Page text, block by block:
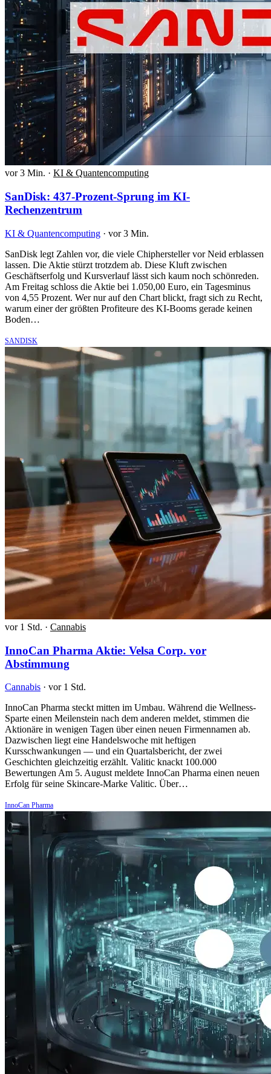
vor 3 Min. · KI & Quantencomputing
SanDisk: 437-Prozent-Sprung im KI-
Rechenzentrum
KI & Quantencomputing · vor 3 Min.
SanDisk legt Zahlen vor, die viele Chiphersteller vor Neid erblassen
lassen. Die Aktie stürzt trotzdem ab. Diese Kluft zwischen
Geschäftserfolg und Kursverlauf lässt sich kaum noch schönreden.
Am Freitag schloss die Aktie bei 1.050,00 Euro, ein Tagesminus
von 4,55 Prozent. Wer nur auf den Chart blickt, fragt sich zu Recht,
warum einer der größten Profiteure des KI-Booms gerade keinen
Boden…
SANDISK
vor 1 Std. · Cannabis
InnoCan Pharma Aktie: Velsa Corp. vor
Abstimmung
Cannabis · vor 1 Std.
InnoCan Pharma steckt mitten im Umbau. Während die Wellness-
Sparte einen Meilenstein nach dem anderen meldet, stimmen die
Aktionäre in wenigen Tagen über einen neuen Firmennamen ab.
Dazwischen liegt eine Handelswoche mit heftigen
Kursschwankungen — und ein Quartalsbericht, der zwei
Geschichten gleichzeitig erzählt. Valitic knackt 100.000
Bewertungen Am 5. August meldete InnoCan Pharma einen neuen
Erfolg für seine Skincare-Marke Valitic. Über…
InnoCan Pharma